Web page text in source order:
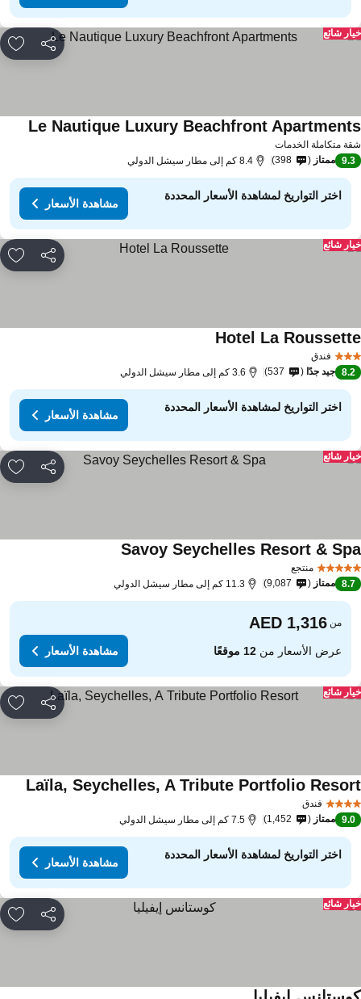
مشاركة
شائع
متكاملة الخدمات
Le Nautique Luxury Beachfront
9.3 ممتاز 398 8.4 كم إلى مطار سيشل الدولي
اختر التواريخ لمشاهدة الأسعار المحددة
مشاهدة الأسعار
مشاركة
شائع
فندق
Hotel La
8.2 جيد جدًا 537 3.6 كم إلى مطار سيشل الدولي
اختر التواريخ لمشاهدة الأسعار المحددة
مشاهدة الأسعار
مشاركة
شائع
منتجع
Savoy Seychelles Resort &
8.7 ممتاز 9,087 11.3 كم إلى مطار سيشل الدولي
من
عرض الأسعار من12 موقعًا مشاهدة الأسعار
مشاركة
شائع
فندق
Laïla, Seychelles, A Tribute Portfolio
9.0 ممتاز 1,452 7.5 كم إلى مطار سيشل الدولي
اختر التواريخ لمشاهدة الأسعار المحددة
مشاهدة الأسعار
مشاركة
شائع